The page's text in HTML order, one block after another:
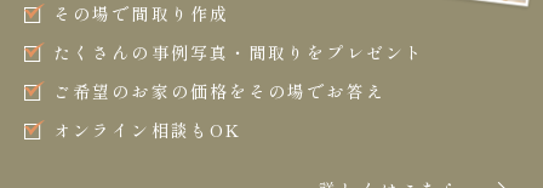
その場で間取り作成
たくさんの事例写真・間取りをプレゼント
ご希望のお家の価格をその場でお答え
オンライン相談もOK